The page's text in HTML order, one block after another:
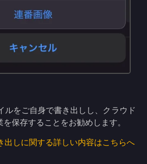
ルをご自身で書き出しし、クラウド
保存することをお勧めします。
出しに関する詳しい内容はこちらへ